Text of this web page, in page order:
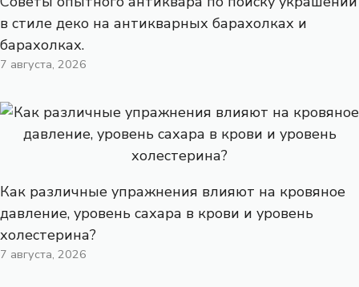
в стиле деко на антикварных барахолках и
барахолках.
7 августа, 2026
Как различные упражнения влияют на кровяное
давление, уровень сахара в крови и уровень
холестерина?
7 августа, 2026